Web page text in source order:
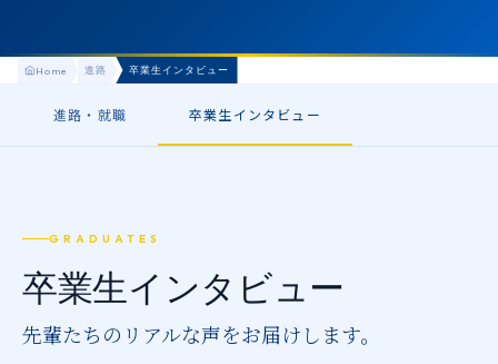
地方学生の方へ
よくある質問
KOTO COLLECTION
入学案内
募集要項
オープンキャンパス
Home 進路 卒業生インタビュー
進路・就職 卒業生インタビュー
GRADUATES
卒業生インタビュー
先輩たちのリアルな声をお届けします。